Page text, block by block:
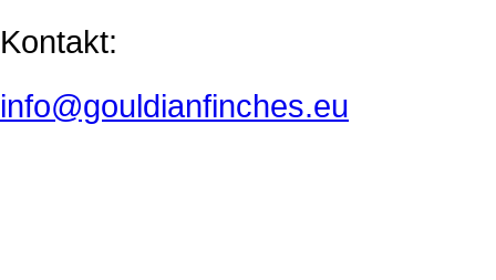
Kontakt:
info@gouldianfinches.eu